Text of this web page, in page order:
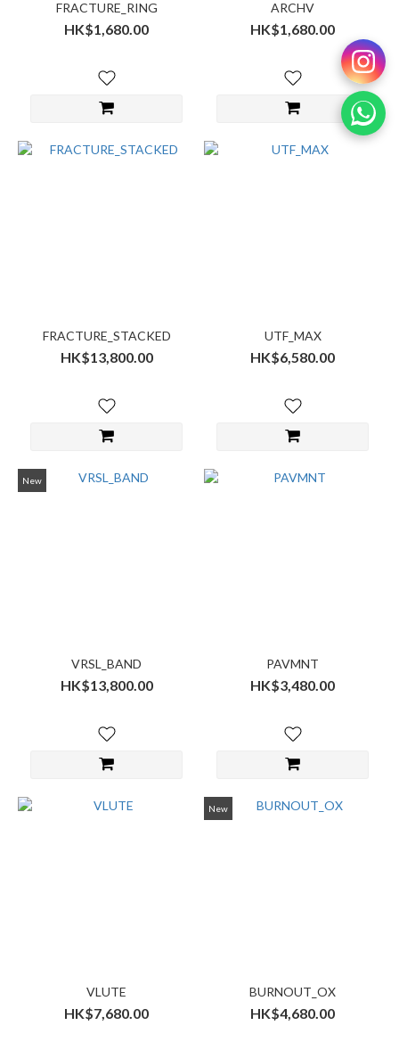
FRACTURE_RING
HK$1,680.00
ARCHV
HK$1,680.00
FRACTURE_STACKED
HK$13,800.00
UTF_MAX
HK$6,580.00
New
VRSL_BAND
HK$13,800.00
PAVMNT
HK$3,480.00
VLUTE
HK$7,680.00
New
BURNOUT_OX
HK$4,680.00